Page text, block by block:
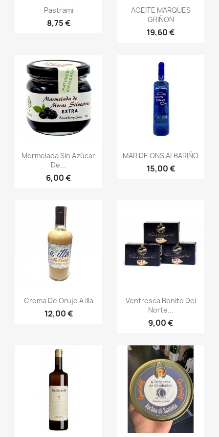
Vista rápida
Pastrami
8,75 €
Vista rápida
ACEITE MARQUES
GRIÑON
19,60 €
Vista rápida
Mermelada Sin Azúcar
De...
6,00 €
Vista rápida
MAR DE ONS ALBARIÑO
15,00 €
Vista rápida
Crema De Orujo A Illa
12,00 €
Vista rápida
Ventresca Bonito Del
Norte...
9,00 €